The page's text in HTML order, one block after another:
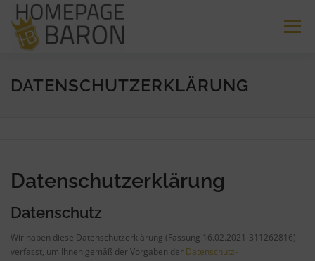
Inhalt
springen
Menü
HOME PREISE FAQ LEISTUNGEN
DATENSCHUTZERKLÄRUNG
Datenschutzerklärung
Datenschutz
Wir haben diese Datenschutzerklärung (Fassung 16.02.2021-311262816)
verfasst, um Ihnen gemäß der Vorgaben der Datenschutz-